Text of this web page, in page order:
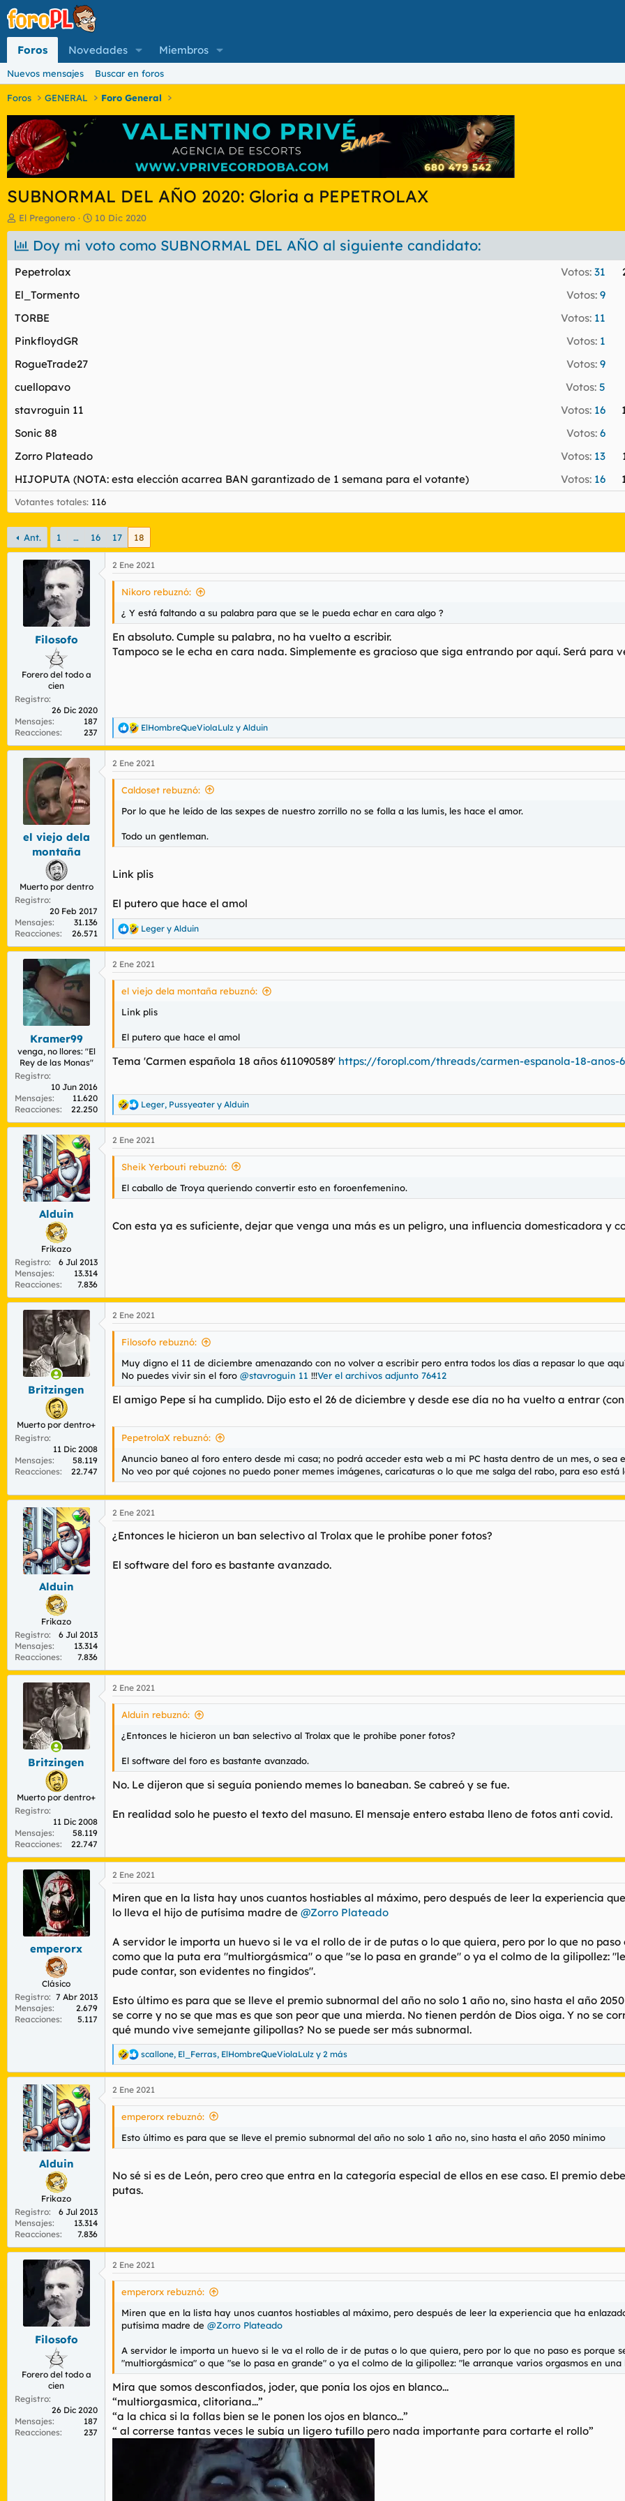
Foros Novedades Miembros
Nuevos mensajes Buscar en foros
Foros GENERAL Foro General
SUBNORMAL DEL AÑO 2020: Gloria a PEPETROLAX
I
n
i
c
i
d
r
e
t
m
a
El Pregonero
F
e
c
h
10 Dic 2020
Doy mi voto como SUBNORMAL DEL AÑO al siguiente candidato:
Pepetrolax Votos: 31
El_Tormento
Votos: 9
TORBE
Votos: 11
PinkfloydGR
Votos: 1
RogueTrade27
Votos: 9
cuellopavo
Votos: 5
stavroguin 11
Votos: 16
Sonic 88
Votos: 6
Zorro Plateado
Votos: 13
HIJOPUTA (NOTA: esta elección acarrea BAN garantizado de 1 semana para el votante)
Votos: 16
Votantes totales 116
Ant. 1 … 16 17 18
Filosofo
Forero del todo a
cien
Registro
26 Dic 2020
Mensajes
187
Reacciones
237
2 Ene 2021
Nikoro rebuznó:
¿ Y está faltando a su palabra para que se le pueda echar en cara algo ?
En absoluto. Cumple su palabra, no ha vuelto a escribir.
Tampoco se le echa en cara nada. Simplemente es gracioso que siga entrando por aquí. Será para
R
e
a
c
c
ElHombreQueViolaLulz y Alduin
el viejo dela
montaña
Muerto por dentro
Registro
20 Feb 2017
Mensajes
31.136
Reacciones
26.571
2 Ene 2021
Caldoset rebuznó:
Por lo que he leído de las sexpes de nuestro zorrillo no se folla a las lumis, les hace el amor.
Todo un gentleman.
Link plis
El putero que hace el amol
R
e
a
c
c
Leger y Alduin
Kramer99
venga, no llores: "El
Rey de las Monas"
Registro
10 Jun 2016
Mensajes
11.620
Reacciones
22.250
2 Ene 2021
el viejo dela montaña rebuznó:
Link plis
El putero que hace el amol
Tema 'Carmen española 18 años 611090589' https://foropl.com/threads/carmen-espanola-18-anos-
R
e
a
c
c
e
:
Leger, Pussyeater y Alduin
Alduin
Frikazo
Registro
6 Jul 2013
Mensajes
13.314
Reacciones
7.836
2 Ene 2021
Sheik Yerbouti rebuznó:
El caballo de Troya queriendo convertir esto en foroenfemenino.
Con esta ya es suficiente, dejar que venga una más es un peligro, una influencia domesticadora y
Britzingen
Muerto por dentro+
Registro
11 Dic 2008
Mensajes
58.119
Reacciones
22.747
2 Ene 2021
Filosofo rebuznó:
Muy digno el 11 de diciembre amenazando con no volver a escribir pero entra todos los días a repasar lo que
No puedes vivir sin el foro @stavroguin 11 !!!Ver el archivos adjunto 76412
El amigo Pepe sí ha cumplido. Dijo esto el 26 de diciembre y desde ese día no ha vuelto a entrar (con
PepetrolaX rebuznó:
Anuncio baneo al foro entero desde mi casa; no podrá acceder esta web a mi PC hasta dentro de un mes, o sea
No veo por qué cojones no puedo poner memes imágenes, caricaturas o lo que me salga del rabo, para eso
Alduin
Frikazo
Registro
6 Jul 2013
Mensajes
13.314
Reacciones
7.836
2 Ene 2021
¿Entonces le hicieron un ban selectivo al Trolax que le prohíbe poner fotos?
El software del foro es bastante avanzado.
Britzingen
Muerto por dentro+
Registro
11 Dic 2008
Mensajes
58.119
Reacciones
22.747
2 Ene 2021
Alduin rebuznó:
¿Entonces le hicieron un ban selectivo al Trolax que le prohíbe poner fotos?
El software del foro es bastante avanzado.
No. Le dijeron que si seguía poniendo memes lo baneaban. Se cabreó y se fue.
En realidad solo he puesto el texto del masuno. El mensaje entero estaba lleno de fotos anti covid.
emperorx
Clásico
Registro
7 Abr 2013
Mensajes
2.679
Reacciones
5.117
2 Ene 2021
Miren que en la lista hay unos cuantos hostiables al máximo, pero después de leer la experiencia
lo lleva el hijo de putísima madre de @Zorro Plateado
A servidor le importa un huevo si le va el rollo de ir de putas o lo que quiera, pero por lo que no
como que la puta era "multiorgásmica" o que "se lo pasa en grande" o ya el colmo de la gilipollez:
pude contar, son evidentes no fingidos".
Esto último es para que se lleve el premio subnormal del año no solo 1 año no, sino hasta el año
se corre y no se que mas es que son peor que una mierda. No tienen perdón de Dios oiga. Y no se
qué mundo vive semejante gilipollas? No se puede ser más subnormal.
R
e
a
c
c
e
:
scallone, El_Ferras, ElHombreQueViolaLulz y 2 más
Alduin
Frikazo
Registro
6 Jul 2013
Mensajes
13.314
Reacciones
7.836
2 Ene 2021
emperorx rebuznó:
Esto último es para que se lleve el premio subnormal del año no solo 1 año no, sino hasta el año 2050 mínimo
No sé si es de León, pero creo que entra en la categoría especial de ellos en ese caso. El premio
putas.
Filosofo
Forero del todo a
cien
Registro
26 Dic 2020
Mensajes
187
Reacciones
237
2 Ene 2021
emperorx rebuznó:
Miren que en la lista hay unos cuantos hostiables al máximo, pero después de leer la experiencia que ha
putísima madre de @Zorro Plateado
A servidor le importa un huevo si le va el rollo de ir de putas o lo que quiera, pero por lo que no paso es porque
"multiorgásmica" o que "se lo pasa en grande" o ya el colmo de la gilipollez: "le arranque varios orgasmos en
Mira que somos desconfiados, joder, que ponía los ojos en blanco...
“multiorgasmica, clitoriana...”
“a la chica si la follas bien se le ponen los ojos en blanco...”
“ al correrse tantas veces le subía un ligero tufillo pero nada importante para cortarte el rollo”